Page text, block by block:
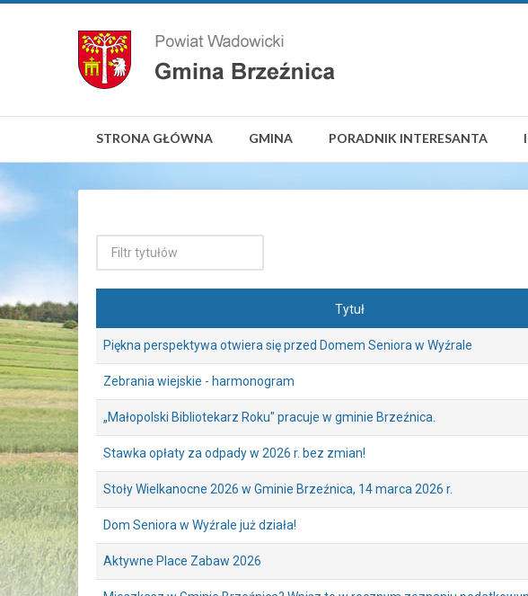
STRONA GŁÓWNA GMINA PORADNIK INTERESANTA
Tytuł
Piękna perspektywa otwiera się przed Domem Seniora w Wyźrale
Zebrania wiejskie - harmonogram
„Małopolski Bibliotekarz Roku" pracuje w gminie Brzeźnica.
Stawka opłaty za odpady w 2026 r. bez zmian!
Stoły Wielkanocne 2026 w Gminie Brzeźnica, 14 marca 2026 r.
Dom Seniora w Wyźrale już działa!
Aktywne Place Zabaw 2026